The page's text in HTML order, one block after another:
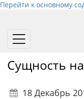
Перейти к основному
Toggle
Сущность
18 Декабрь